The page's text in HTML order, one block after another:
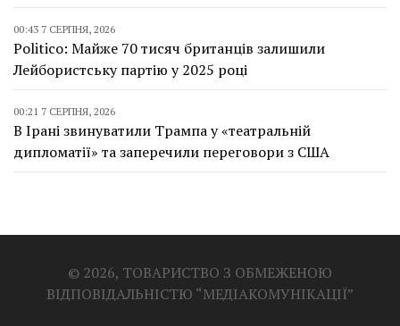
00:43 7 СЕРПНЯ, 2026
Politico: Майже 70 тисяч британців залишили
Лейбористську партію у 2025 році
00:21 7 СЕРПНЯ, 2026
В Ірані звинуватили Трампа у «театральній
дипломатії» та заперечили переговори з США
© 2026, ТОВАРИСТВО З ОБМЕЖЕНОЮ
ВІДПОВІДАЛЬНІСТЮ “МЕДІАКОМУНІКАЦІЇ”